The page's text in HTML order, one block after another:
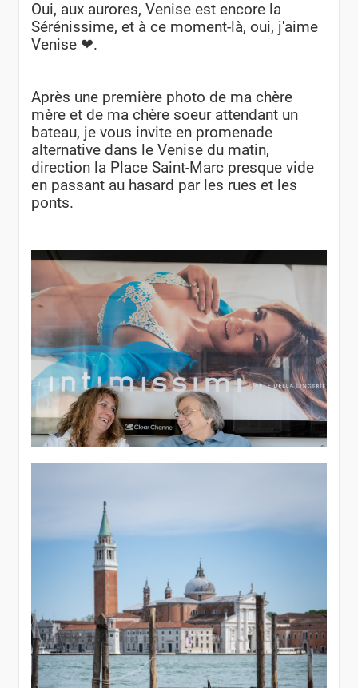
Oui, aux aurores, Venise est encore la
Sérénissime, et à ce moment-là, oui, j'aime
Venise ❤.
Après une première photo de ma chère
mère et de ma chère soeur attendant un
bateau, je vous invite en promenade
alternative dans le Venise du matin,
direction la Place Saint-Marc presque vide
en passant au hasard par les rues et les
ponts.